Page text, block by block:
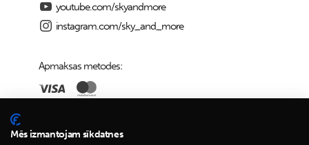
youtube.com/skyandmore
instagram.com/sky_and_more
Apmaksas metodes:
Piegādes iespējas:
Mēs izmantojam sīkdatnes